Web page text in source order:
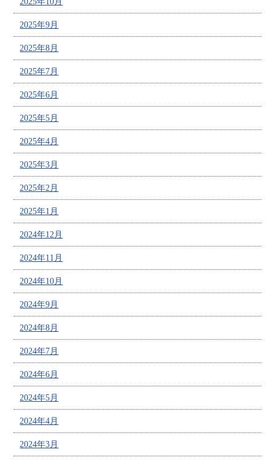
2025年9月
2025年8月
2025年7月
2025年6月
2025年5月
2025年4月
2025年3月
2025年2月
2025年1月
2024年12月
2024年11月
2024年10月
2024年9月
2024年8月
2024年7月
2024年6月
2024年5月
2024年4月
2024年3月